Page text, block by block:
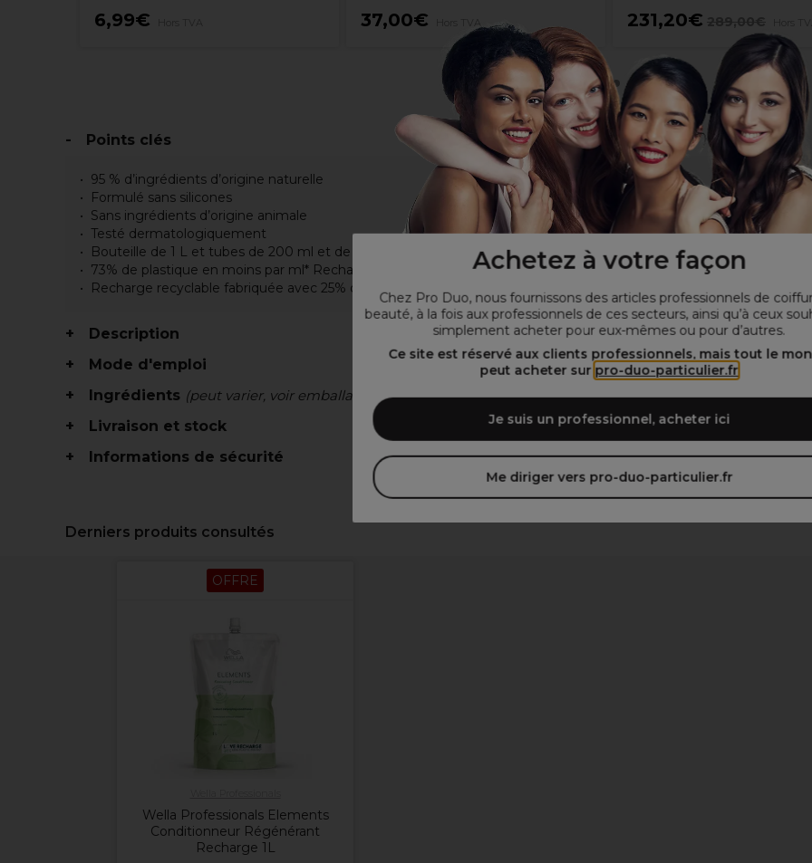
Achetez à votre façon
Chez Pro Duo, nous fournissons des articles professionnels de
beauté, à la fois aux professionnels de ces secteurs, ainsi qu’à ceux
simplement acheter pour eux-mêmes ou pour d’autres.
Ce site est réservé aux clients professionnels, mais tout le
peut acheter sur pro-duo-particulier.fr
Je suis un professionnel, acheter ici
Me diriger vers pro-duo-particulier.fr
6,99€ 37,00€ 231,20€
Points clés
95 % d’ingrédients d’origine naturelle
Formulé sans silicones
Sans ingrédients d’origine animale
Testé dermatologiquement
Bouteille de 1 L et tubes de 200 ml et de 30 ml composés de 50 % de plastique recyclé
73% de plastique en moins par ml* Recharge de 1L
Recharge recyclable fabriquée avec 25% de plastique recyclé
Description
Mode d'emploi
Ingrédients (peut varier, voir emballage)
Livraison et stock
Informations de sécurité
Derniers produits consultés
OFFRE
Wella Professionals Elements
Conditionneur Régénérant
Recharge 1L